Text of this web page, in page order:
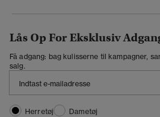
Lås Op For Eksklusiv
Få adgang: bag kulisserne til kampagner,
salg.
Herretøj
Dametøj